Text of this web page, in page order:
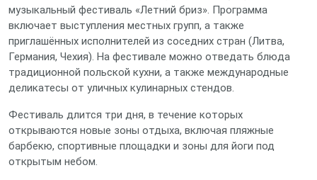
музыкальный фестиваль «Летний бриз». Программа
включает выступления местных групп, а также
приглашённых исполнителей из соседних стран (Литва,
Германия, Чехия). На фестивале можно отведать блюда
традиционной польской кухни, а также международные
деликатесы от уличных кулинарных стендов.
Фестиваль длится три дня, в течение которых
открываются новые зоны отдыха, включая пляжные
барбекю, спортивные площадки и зоны для йоги под
открытым небом.